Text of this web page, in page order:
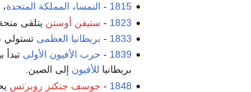
1815
- النمسا، المملكة المتحدة،
1823
- ستيفن أوستن يتلقى
1833
- بريطانيا العظمى تستولي
1839
- حرب الأفيون الأولى تبدأ
بريطانيا للأفيون إلى الصين.
1848
- جوسف جنكنز روبرتس